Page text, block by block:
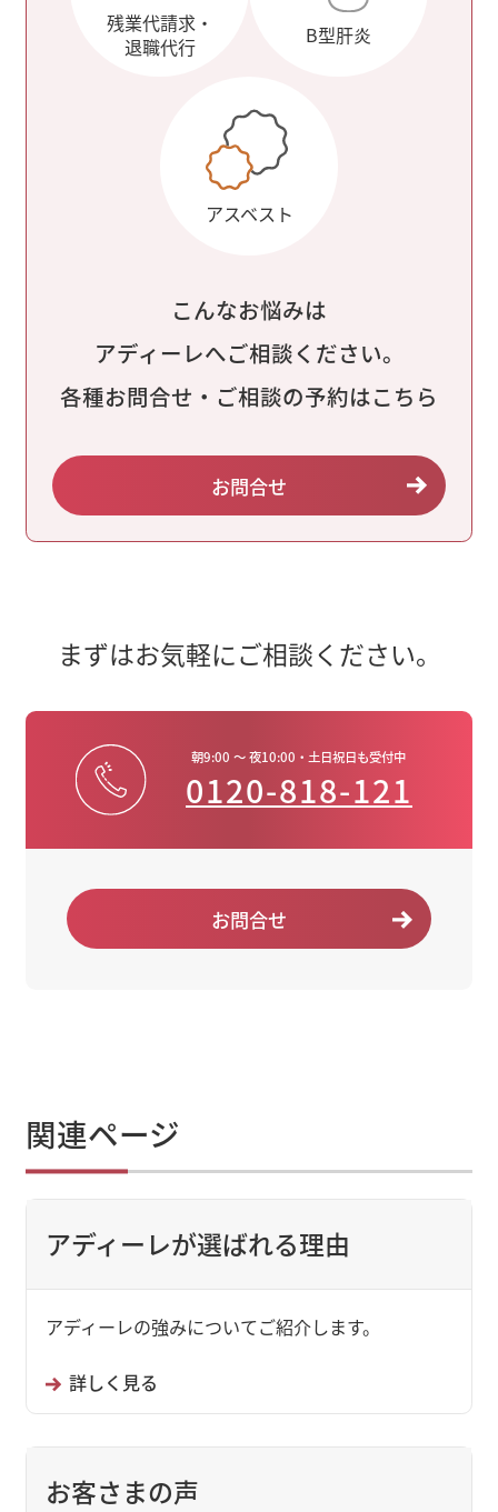
残業代請求・
退職代行
B型肝炎
アスベスト
こんなお悩みは
アディーレへご相談ください。
各種お問合せ・ご相談の予約はこちら
お問合せ
まずはお気軽にご相談ください。
朝9:00 ～ 夜10:00・土日祝日も受付中
0120-818-121
お問合せ
関連ページ
アディーレが選ばれる理由
アディーレの強みについてご紹介します。
詳しく見る
お客さまの声